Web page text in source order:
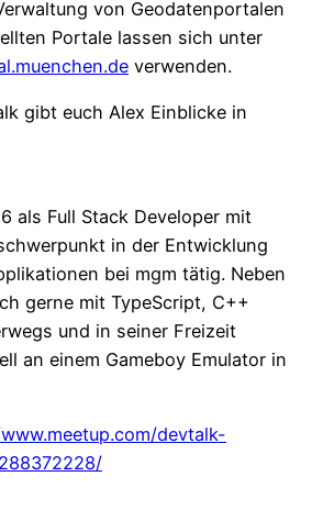
von Geodatenportalen
Portale lassen sich unter
verwenden.
gibt euch Alex Einblicke in
als Full Stack Developer mit
in der Entwicklung
bei mgm tätig. Neben
gerne mit TypeScript, C++
und in seiner Freizeit
an einem Gameboy Emulator in
devtalk-